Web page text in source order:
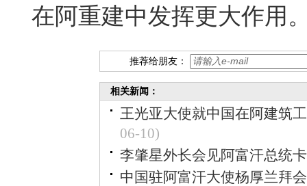
在阿重建中发挥更大作用
推荐给朋友：
相关新闻：
王光亚大使就中国在阿建筑
06-10)
李肇星外长会见阿富汗总统
中国驻阿富汗大使杨厚兰拜